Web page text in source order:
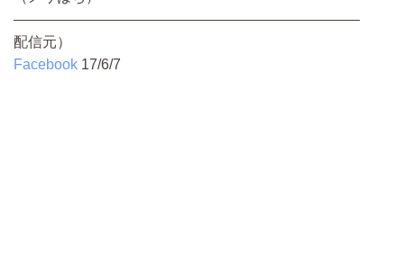
————————————————————————
配信元）
Facebook 17/6/7